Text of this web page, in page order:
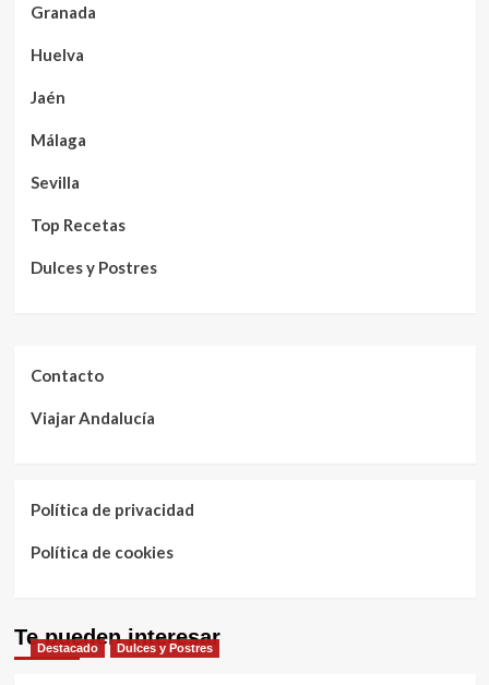
Granada
Huelva
Jaén
Málaga
Sevilla
Top Recetas
Dulces y Postres
Contacto
Viajar Andalucía
Política de privacidad
Política de cookies
Te pueden interesar
Destacado Dulces y Postres